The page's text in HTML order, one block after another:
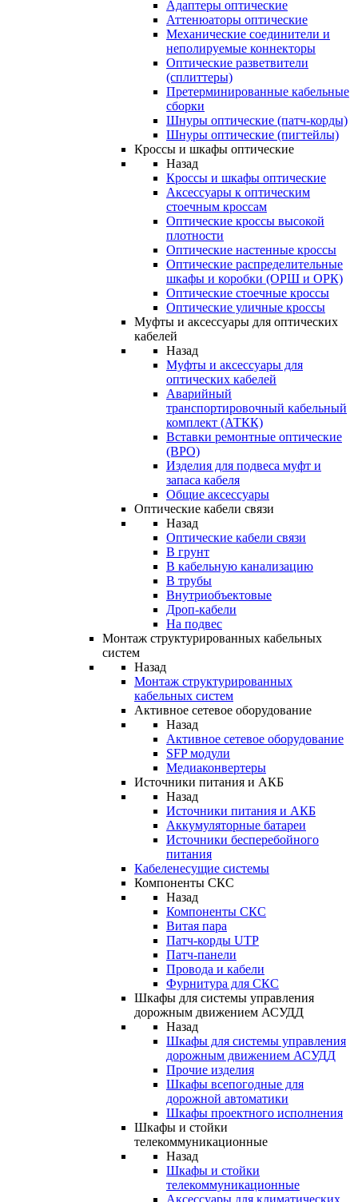
Адаптеры оптические
Аттенюаторы оптические
Механические соединители и
неполируемые коннекторы
Оптические разветвители
(сплиттеры)
Претерминированные кабельные
сборки
Шнуры оптические (патч-корды)
Шнуры оптические (пигтейлы)
Кроссы и шкафы оптические
Назад
Кроссы и шкафы оптические
Аксессуары к оптическим
стоечным кроссам
Оптические кроссы высокой
плотности
Оптические настенные кроссы
Оптические распределительные
шкафы и коробки (ОРШ и ОРК)
Оптические стоечные кроссы
Оптические уличные кроссы
Муфты и аксессуары для оптических
кабелей
Назад
Муфты и аксессуары для
оптических кабелей
Аварийный
транспортировочный кабельный
комплект (АТКК)
Вставки ремонтные оптические
(ВРО)
Изделия для подвеса муфт и
запаса кабеля
Общие аксессуары
Оптические кабели связи
Назад
Оптические кабели связи
В грунт
В кабельную канализацию
В трубы
Внутриобъектовые
Дроп-кабели
На подвес
Монтаж структурированных кабельных
систем
Назад
Монтаж структурированных
кабельных систем
Активное сетевое оборудование
Назад
Активное сетевое оборудование
SFP модули
Медиаконвертеры
Источники питания и АКБ
Назад
Источники питания и АКБ
Аккумуляторные батареи
Источники бесперебойного
питания
Кабеленесущие системы
Компоненты СКС
Назад
Компоненты СКС
Витая пара
Патч-корды UTP
Патч-панели
Провода и кабели
Фурнитура для СКС
Шкафы для системы управления
дорожным движением АСУДД
Назад
Шкафы для системы управления
дорожным движением АСУДД
Прочие изделия
Шкафы всепогодные для
дорожной автоматики
Шкафы проектного исполнения
Шкафы и стойки
телекоммуникационные
Назад
Шкафы и стойки
телекоммуникационные
Аксессуары для климатических